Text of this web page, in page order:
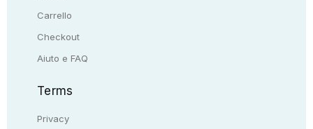
Carrello
Checkout
Aiuto e FAQ
Terms
Privacy